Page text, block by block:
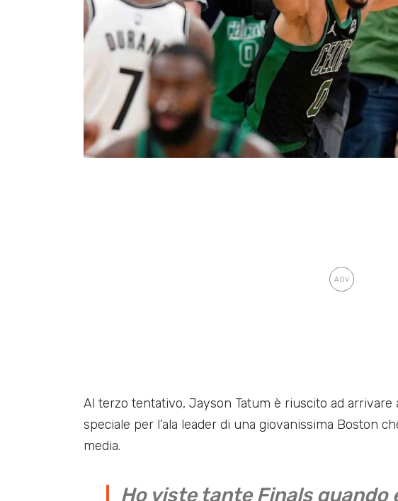
Al terzo tentativo, Jayson Tatum è riuscito ad arrivare
speciale per l’ala leader di una giovanissima Boston
media.
Ho viste tante Finals quando